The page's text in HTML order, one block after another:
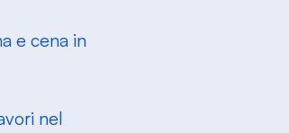
e cena in
nel